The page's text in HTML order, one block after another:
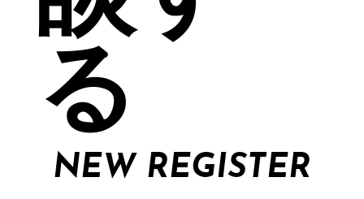
る
NEW REGISTER